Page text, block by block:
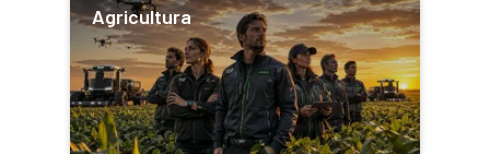
Agricultura